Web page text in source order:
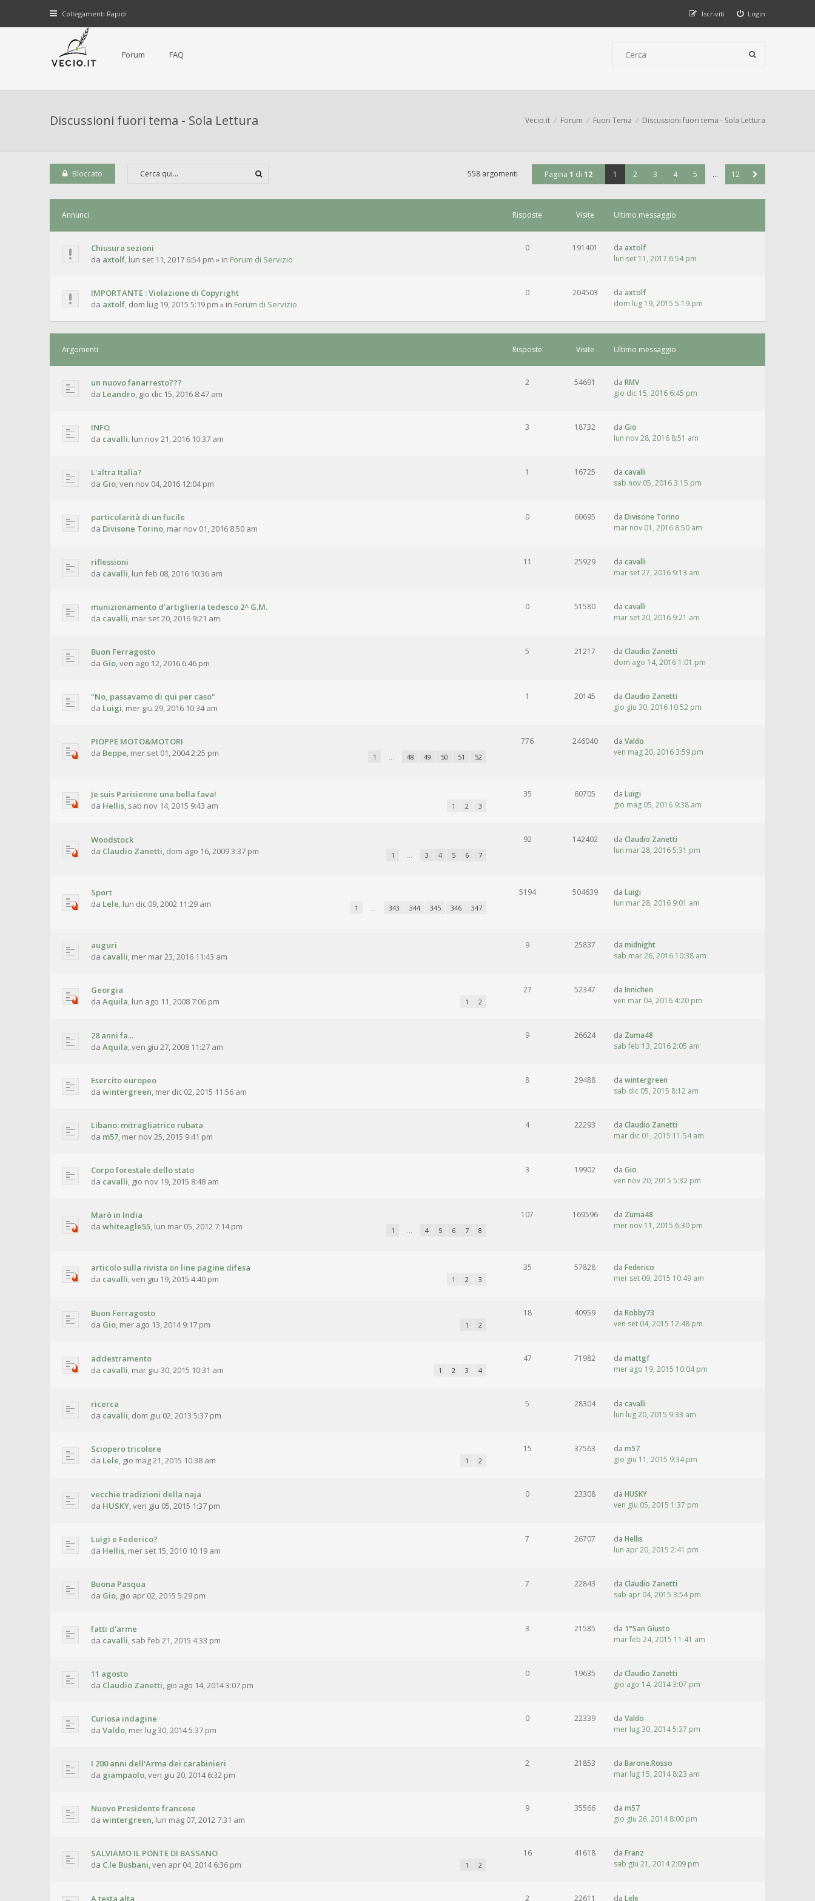
Collegamenti Rapidi Login
Iscriviti
Forum FAQ
Discussioni fuori tema - Sola Lettura Vecio.it Forum Fuori Tema Discussioni fuori tema - Sola Lettura
Bloccato 558 argomenti Pagina 1 di 12 1 2 3 4 5 … 12
Annunci Risposte Visite Ultimo messaggio
Chiusura sezioni
da axtolf, lun set 11, 2017 6:54 pm » in Forum di Servizio
0 191401 da axtolf
lun set 11, 2017 6:54 pm
IMPORTANTE : Violazione di Copyright
da axtolf, dom lug 19, 2015 5:19 pm » in Forum di Servizio
0 204503 da axtolf
dom lug 19, 2015 5:19 pm
Argomenti Risposte Visite Ultimo messaggio
un nuovo fanarresto???
da Leandro, gio dic 15, 2016 8:47 am
2 54691 da RMV
gio dic 15, 2016 6:45 pm
INFO
da cavalli, lun nov 21, 2016 10:37 am
3 18732 da Gio
lun nov 28, 2016 8:51 am
L'altra Italia?
da Gio,ven nov 04, 2016 12:04 pm
1 16725 da cavalli
sab nov 05, 2016 3:15 pm
particolarità di un fucile
da Divisone Torino, mar nov 01, 2016 8:50 am
0 60695 da Divisone Torino
mar nov 01, 2016 8:50 am
riflessioni
da cavalli, lun feb 08, 2016 10:36 am
11 25929 da cavalli
mar set 27, 2016 9:13 am
munizionamento d'artiglieria tedesco 2^ G.M.
da cavalli, mar set 20, 2016 9:21 am
0 51580 da cavalli
mar set 20, 2016 9:21 am
Buon Ferragosto
da Gio,ven ago 12, 2016 6:46 pm
5 21217 da Claudio Zanetti
dom ago 14, 2016 1:01 pm
"No, passavamo di qui per caso"
da Luigi, mer giu 29, 2016 10:34 am
1 20145 da Claudio Zanetti
gio giu 30, 2016 10:52 pm
PIOPPE MOTO&MOTORI
da Beppe, mer set 01, 2004 2:25 pm 1 … 48 49 50 51 52
776 246040 da Valdo
ven mag 20, 2016 3:59 pm
Je suis Parisienne una bella fava!
da Hellis, sab nov 14, 2015 9:43 am 1 2 3
35 60705 da Luigi
gio mag 05, 2016 9:38 am
Woodstock
da Claudio Zanetti, dom ago 16, 2009 3:37 pm 1 … 3 4 5 6 7
92 142402 da Claudio Zanetti
lun mar 28, 2016 5:31 pm
Sport
da Lele, lun dic 09, 2002 11:29 am 1 … 343 344 345 346 347
5194 504639 da Luigi
lun mar 28, 2016 9:01 am
auguri
da cavalli, mer mar 23, 2016 11:43 am
9 25837 da midnight
sab mar 26, 2016 10:38 am
Georgia
da Aquila, lun ago 11, 2008 7:06 pm 1 2
27 52347 da Innichen
ven mar 04, 2016 4:20 pm
28 anni fa...
da Aquila,ven giu 27, 2008 11:27 am
9 26624 da Zuma48
sab feb 13, 2016 2:05 am
Esercito europeo
da wintergreen, mer dic 02, 2015 11:56 am
8 29488 da wintergreen
sab dic 05, 2015 8:12 am
Libano: mitragliatrice rubata
da m57, mer nov 25, 2015 9:41 pm
4 22293 da Claudio Zanetti
mar dic 01, 2015 11:54 am
Corpo forestale dello stato
da cavalli, gio nov 19, 2015 8:48 am
3 19902 da Gio
ven nov 20, 2015 5:32 pm
Marò in India
da whiteagle55, lun mar 05, 2012 7:14 pm 1 … 4 5 6 7 8
107 169596 da Zuma48
mer nov 11, 2015 6:30 pm
articolo sulla rivista on line pagine difesa
da cavalli,ven giu 19, 2015 4:40 pm 1 2 3
35 57828 da Federico
mer set 09, 2015 10:49 am
Buon Ferragosto
da Gio, mer ago 13, 2014 9:17 pm 1 2
18 40959 da Robby73
ven set 04, 2015 12:48 pm
addestramento
da cavalli, mar giu 30, 2015 10:31 am 1 2 3 4
47 71982 da mattgf
mer ago 19, 2015 10:04 pm
ricerca
da cavalli, dom giu 02, 2013 5:37 pm
5 28304 da cavalli
lun lug 20, 2015 9:33 am
Sciopero tricolore
da Lele, gio mag 21, 2015 10:38 am 1 2
15 37563 da m57
gio giu 11, 2015 9:34 pm
vecchie tradizioni della naja
da HUSKY,ven giu 05, 2015 1:37 pm
0 23308 da HUSKY
ven giu 05, 2015 1:37 pm
Luigi e Federico?
da Hellis, mer set 15, 2010 10:19 am
7 26707 da Hellis
lun apr 20, 2015 2:41 pm
Buona Pasqua
da Gio, gio apr 02, 2015 5:29 pm
7 22843 da Claudio Zanetti
sab apr 04, 2015 3:54 pm
fatti d'arme
da cavalli, sab feb 21, 2015 4:33 pm
3 21585 da 1°San Giusto
mar feb 24, 2015 11:41 am
11 agosto
da Claudio Zanetti, gio ago 14, 2014 3:07 pm
0 19635 da Claudio Zanetti
gio ago 14, 2014 3:07 pm
Curiosa indagine
da Valdo, mer lug 30, 2014 5:37 pm
0 22339 da Valdo
mer lug 30, 2014 5:37 pm
I 200 anni dell'Arma dei carabinieri
da giampaolo,ven giu 20, 2014 6:32 pm
2 21853 da Barone.Rosso
mar lug 15, 2014 8:23 am
Nuovo Presidente francese
da wintergreen, lun mag 07, 2012 7:31 am
9 35566 da m57
gio giu 26, 2014 8:00 pm
SALVIAMO IL PONTE DI BASSANO
da C.le Busbani,ven apr 04, 2014 6:36 pm 1 2
16 41618 da Franz
sab giu 21, 2014 2:09 pm
A testa alta
2 22611 da Lele